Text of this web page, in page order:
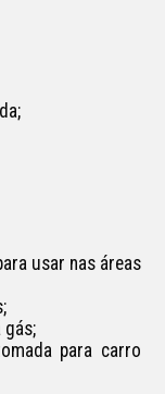
usar nas áreas
gás;
para carro